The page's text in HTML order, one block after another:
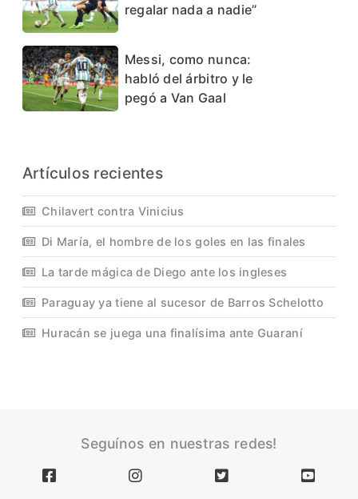
regalar nada a nadie”
Messi, como nunca:
habló del árbitro y le
pegó a Van Gaal
Artículos recientes
Chilavert contra Vinicius
Di María, el hombre de los goles en las finales
La tarde mágica de Diego ante los ingleses
Paraguay ya tiene al sucesor de Barros Schelotto
Huracán se juega una finalísima ante Guaraní
Seguínos en nuestras redes!